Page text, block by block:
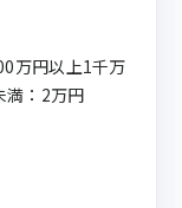
万円以上1千万
満：2万円